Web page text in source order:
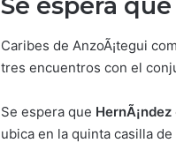
Caribes de AnzoÃ¡tegui
tres encuentros con el
Se espera que HernÃ¡ndez
ubica en la quinta casilla